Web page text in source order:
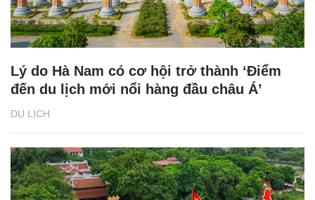
DU LỊCH
Lý do Hà Nam có cơ hội trở thành ‘Điểm
đến du lịch mới nổi hàng đầu châu Á’